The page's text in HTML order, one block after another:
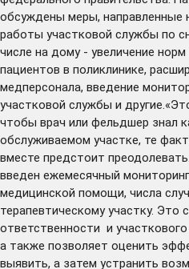
обсуждены меры, направленные
работы участковой службы по
числе на дому - увеличение
пациентов в поликлинике,
медперсонала, введение
участковой службы и
чтобы врач или фельдшер знал
обслуживаемом участке, те
вместе предстоит
введен ежемесячный
медицинской помощи, числа
терапевтическому участку.
ответственности и участкового
а также позволяет оценить
выявить, а затем устранить